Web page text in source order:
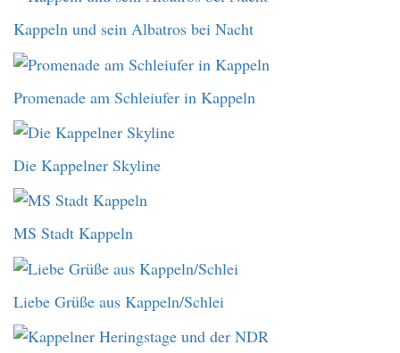
Kappeln und sein Albatros bei Nacht
Promenade am Schleiufer in Kappeln
Die Kappelner Skyline
MS Stadt Kappeln
Liebe Grüße aus Kappeln/Schlei